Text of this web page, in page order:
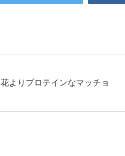
花よりプロテインなマッチョ